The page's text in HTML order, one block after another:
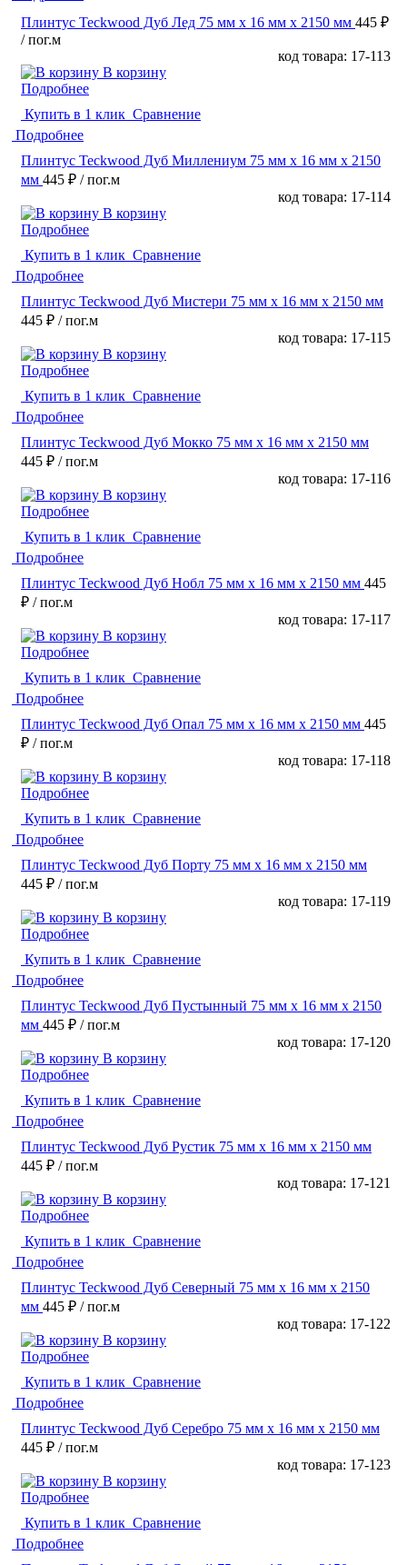
Плинтус Teckwood Дуб Лед 75 мм х 16 мм х 2150 мм 445 ₽
/ пог.м
код товара: 17-113
В корзину
Подробнее
Купить в 1 клик Сравнение
Подробнее
Плинтус Teckwood Дуб Миллениум 75 мм х 16 мм х 2150
мм 445 ₽ / пог.м
код товара: 17-114
В корзину
Подробнее
Купить в 1 клик Сравнение
Подробнее
Плинтус Teckwood Дуб Мистери 75 мм х 16 мм х 2150 мм
445 ₽ / пог.м
код товара: 17-115
В корзину
Подробнее
Купить в 1 клик Сравнение
Подробнее
Плинтус Teckwood Дуб Мокко 75 мм х 16 мм х 2150 мм
445 ₽ / пог.м
код товара: 17-116
В корзину
Подробнее
Купить в 1 клик Сравнение
Подробнее
Плинтус Teckwood Дуб Нобл 75 мм х 16 мм х 2150 мм 445
₽ / пог.м
код товара: 17-117
В корзину
Подробнее
Купить в 1 клик Сравнение
Подробнее
Плинтус Teckwood Дуб Опал 75 мм х 16 мм х 2150 мм 445
₽ / пог.м
код товара: 17-118
В корзину
Подробнее
Купить в 1 клик Сравнение
Подробнее
Плинтус Teckwood Дуб Порту 75 мм х 16 мм х 2150 мм
445 ₽ / пог.м
код товара: 17-119
В корзину
Подробнее
Купить в 1 клик Сравнение
Подробнее
Плинтус Teckwood Дуб Пустынный 75 мм х 16 мм х 2150
мм 445 ₽ / пог.м
код товара: 17-120
В корзину
Подробнее
Купить в 1 клик Сравнение
Подробнее
Плинтус Teckwood Дуб Рустик 75 мм х 16 мм х 2150 мм
445 ₽ / пог.м
код товара: 17-121
В корзину
Подробнее
Купить в 1 клик Сравнение
Подробнее
Плинтус Teckwood Дуб Северный 75 мм х 16 мм х 2150
мм 445 ₽ / пог.м
код товара: 17-122
В корзину
Подробнее
Купить в 1 клик Сравнение
Подробнее
Плинтус Teckwood Дуб Серебро 75 мм х 16 мм х 2150 мм
445 ₽ / пог.м
код товара: 17-123
В корзину
Подробнее
Купить в 1 клик Сравнение
Подробнее